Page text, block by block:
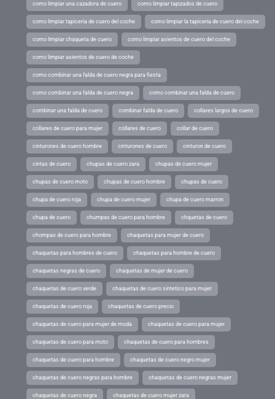
como limpiar una cazadora de cuero como limpiar tapizados de cuero
como limpiar tapiceria de cuero del coche como limpiar la tapiceria de cuero del coche
como limpiar chaqueta de cuero como limpiar asientos de cuero del coche
como limpiar asientos de cuero de coche
como combinar una falda de cuero negra para fiesta
como combinar una falda de cuero negra como combinar una falda de cuero
combinar una falda de cuero combinar falda de cuero collares largos de cuero
collares de cuero para mujer collares de cuero collar de cuero
cinturones de cuero hombre cinturones de cuero cinturon de cuero
cintas de cuero chupas de cuero zara chupas de cuero mujer
chupas de cuero moto chupas de cuero hombre chupas de cuero
chupa de cuero roja chupa de cuero mujer chupa de cuero marron
chupa de cuero chumpas de cuero para hombre chquetas de cuero
chompas de cuero para hombre chaquetas para mujer de cuero
chaquetas para hombres de cuero chaquetas para hombre de cuero
chaquetas negras de cuero chaquetas de mujer de cuero
chaquetas de cuero verde chaquetas de cuero sintetico para mujer
chaquetas de cuero roja chaquetas de cuero precio
chaquetas de cuero para mujer de moda chaquetas de cuero para mujer
chaquetas de cuero para moto chaquetas de cuero para hombres
chaquetas de cuero para hombre chaquetas de cuero negro mujer
chaquetas de cuero negras para hombre chaquetas de cuero negras mujer
chaquetas de cuero negra chaquetas de cuero mujer zara